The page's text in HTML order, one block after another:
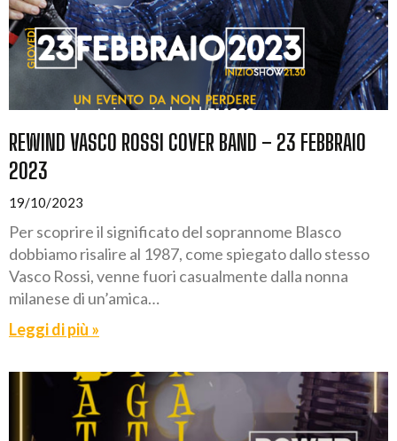
REWIND VASCO ROSSI COVER BAND – 23 FEBBRAIO
2023
19/10/2023
Per scoprire il significato del soprannome Blasco
dobbiamo risalire al 1987, come spiegato dallo stesso
Vasco Rossi, venne fuori casualmente dalla nonna
milanese di un’amica…
Leggi di più »